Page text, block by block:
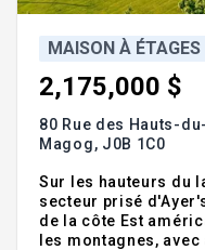
MAISON À ÉTAGES
2,175,000 $
80 Rue des Hauts-
Magog, J0B 1C0
Sur les hauteurs du
secteur prisé
de la côte Est
les montagnes,